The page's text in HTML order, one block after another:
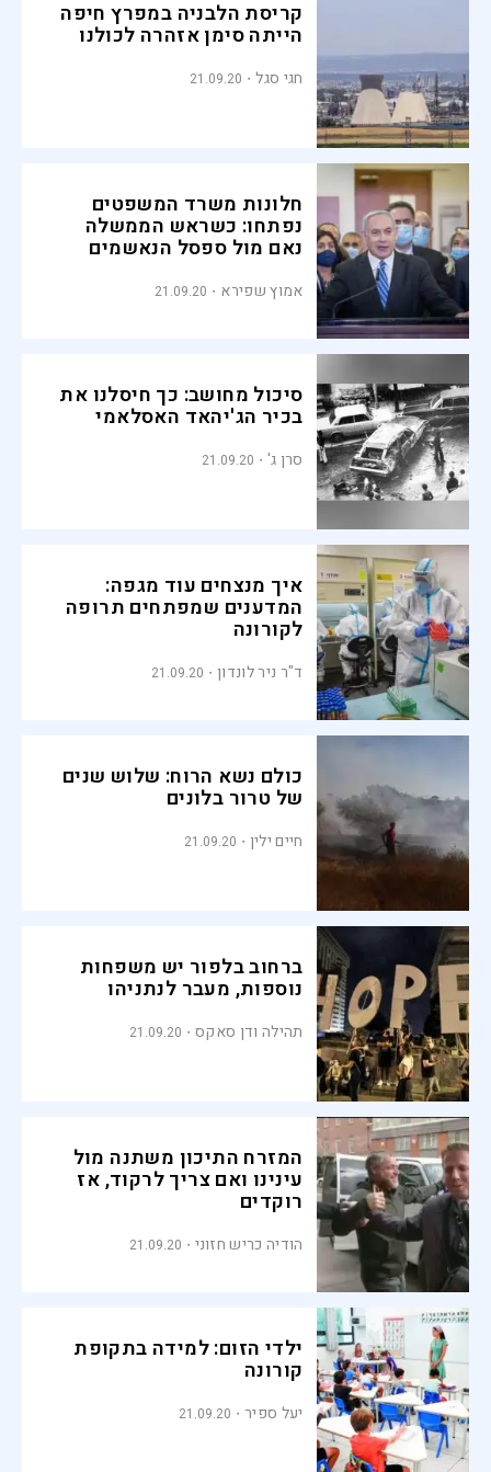
קריסת הלבניה במפרץ חיפה
הייתה סימן אזהרה לכולנו
חגי סגל 21.09.20
חלונות משרד המשפטים
נפתחו: כשראש הממשלה
נאם מול ספסל הנאשמים
אמוץ שפירא 21.09.20
סיכול מחושב: כך חיסלנו את
בכיר הג'יהאד האסלאמי
סרן ג' 21.09.20
איך מנצחים עוד מגפה:
המדענים שמפתחים תרופה
לקורונה
ד"ר ניר לונדון 21.09.20
כולם נשא הרוח: שלוש שנים
של טרור בלונים
חיים ילין 21.09.20
ברחוב בלפור יש משפחות
נוספות, מעבר לנתניהו
תהילה ודן סאקס 21.09.20
המזרח התיכון משתנה מול
עינינו ואם צריך לרקוד, אז
רוקדים
הודיה כריש חזוני 21.09.20
ילדי הזום: למידה בתקופת
קורונה
יעל ספיר 21.09.20